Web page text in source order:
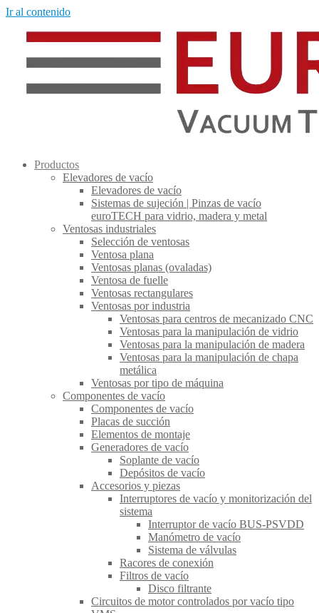
Ir al contenido
Productos
Elevadores de vacío
Elevadores de vacío
Sistemas de sujeción | Pinzas de vacío
euroTECH para vidrio, madera y metal
Ventosas industriales
Selección de ventosas
Ventosa plana
Ventosas planas (ovaladas)
Ventosa de fuelle
Ventosas rectangulares
Ventosas por industria
Ventosas para centros de mecanizado CNC
Ventosas para la manipulación de vidrio
Ventosas para la manipulación de madera
Ventosas para la manipulación de chapa
metálica
Ventosas por tipo de máquina
Componentes de vacío
Componentes de vacío
Placas de succión
Elementos de montaje
Generadores de vacío
Soplante de vacío
Depósitos de vacío
Accesorios y piezas
Interruptores de vacío y monitorización del
sistema
Interruptor de vacío BUS-PSVDD
Manómetro de vacío
Sistema de válvulas
Racores de conexión
Filtros de vacío
Disco filtrante
Circuitos de motor controlados por vacío tipo